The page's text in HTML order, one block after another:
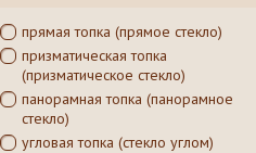
прямая топка (прямое стекло)
призматическая топка
(призматическое стекло)
панорамная топка (панорамное
стекло)
угловая топка (стекло углом)